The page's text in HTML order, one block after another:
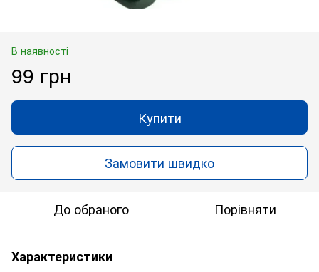
В наявності
99 грн
Купити
Замовити швидко
До обраного Порівняти
Характеристики